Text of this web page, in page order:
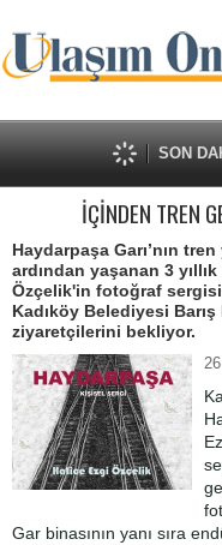
SON
İÇİNDEN TREN
Haydarpaşa Garı’nın
ardından yaşanan 3
Özçelik'in fotoğraf sergisi
Kadıköy Belediyesi
ziyaretçilerini bekliyor.
Gar binasının yanı sıra